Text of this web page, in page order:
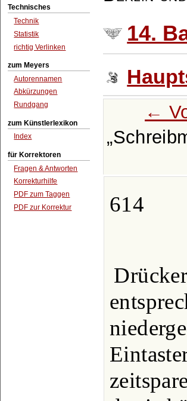
Technisches
Technik
Statistik
richtig Verlinken
zum Meyers
Autorennamen
Abkürzungen
Rundgang
zum Künstlerlexikon
Index
für Korrektoren
Fragen & Antworten
Korrekturhilfe
PDF zum Taggen
PDF zur Korrektur
14.
←
614